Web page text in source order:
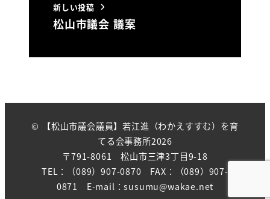
新しい投稿
松山市議会 議案
© 【松山市議会議員】若江進（わかえすすむ）を育
てる会事務所2026
〒791-8061 松山市三津3丁目9-18
TEL：（089）907-0870 FAX：（089）907-
0871 E-mail：susumu@wakae.net